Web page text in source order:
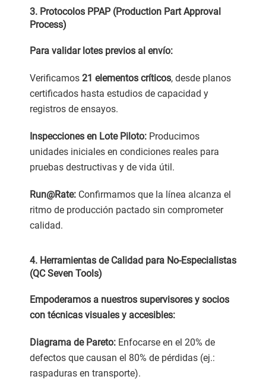
3. Protocolos PPAP (Production Part Approval
Process)
Para validar lotes previos al envío:
Verificamos 21 elementos críticos, desde planos
certificados hasta estudios de capacidad y
registros de ensayos.
Inspecciones en Lote Piloto: Producimos
unidades iniciales en condiciones reales para
pruebas destructivas y de vida útil.
Run@Rate: Confirmamos que la línea alcanza el
ritmo de producción pactado sin comprometer
calidad.
4. Herramientas de Calidad para No-Especialistas
(QC Seven Tools)
Empoderamos a nuestros supervisores y socios
con técnicas visuales y accesibles:
Diagrama de Pareto: Enfocarse en el 20% de
defectos que causan el 80% de pérdidas (ej.:
raspaduras en transporte).